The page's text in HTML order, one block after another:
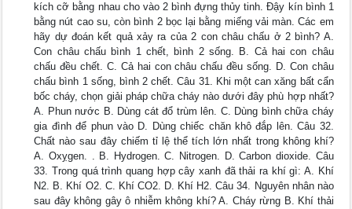
kích cỡ bằng nhau cho vào 2 bình đựng thủy tinh. Đậy kín bình 1
bằng nút cao su, còn bình 2 bọc lại bằng miếng vải màn. Các em
hãy dự đoán kết quả xảy ra của 2 con châu chấu ở 2 bình? A.
Con châu chấu bình 1 chết, bình 2 sống. B. Cả hai con châu
chấu đều chết. C. Cả hai con châu chấu đều sống. D. Con châu
chấu bình 1 sống, bình 2 chết. Câu 31. Khi một can xăng bất cẩn
bốc cháy, chọn giải pháp chữa cháy nào dưới đây phù hợp nhất?
A. Phun nước B. Dùng cát đổ trùm lên. C. Dùng bình chữa cháy
gia đình để phun vào D. Dùng chiếc chăn khô đắp lên. Câu 32.
Chất nào sau đây chiếm tỉ lệ thể tích lớn nhất trong không khí?
A. Oxỵgen. . B. Hydrogen. C. Nitrogen. D. Carbon dioxide. Câu
33. Trong quá trình quang hợp cây xanh đã thải ra khí gì: A. Khí
N2. B. Khí O2. C. Khí CO2. D. Khí H2. Câu 34. Nguyên nhân nào
sau đây không gây ô nhiễm không khí? A. Cháy rừng B. Khí thải